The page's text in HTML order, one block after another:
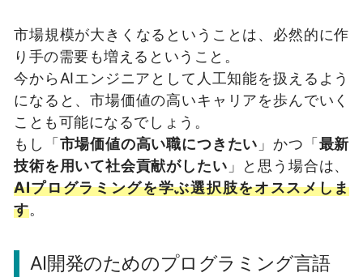
市場規模が大きくなるということは、必然的に作
り手の需要も増えるということ。
今からAIエンジニアとして人工知能を扱えるよう
になると、市場価値の高いキャリアを歩んでいく
ことも可能になるでしょう。
もし「市場価値の高い職につきたい 」かつ「最新
技術を用いて社会貢献がしたい 」と思う場合は、
AIプログラミングを学ぶ選択肢をオススメしま
す。
AI開発のためのプログラミング言語